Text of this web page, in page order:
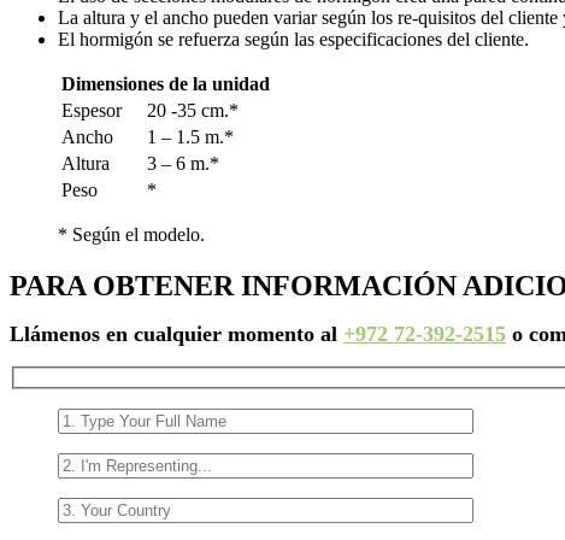
La altura y el ancho pueden variar según los re-quisitos del cliente
El hormigón se refuerza según las especificaciones del cliente.
Dimensiones de la unidad
Espesor
20 -35 cm.*
Ancho
1 – 1.5 m.*
Altura
3 – 6 m.*
Peso
*
* Según el modelo.
PARA OBTENER INFORMACIÓN
Llámenos en cualquier momento al +972 72-392-2515 o